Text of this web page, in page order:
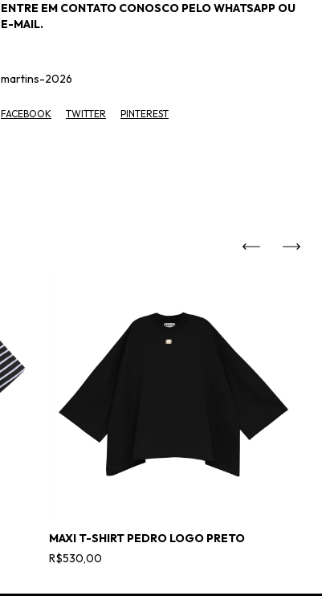
ENTRE EM CONTATO CONOSCO PELO WHATSAPP OU
E-MAIL.
martins-2026
FACEBOOK TWITTER PINTEREST
MAXI T-SHIRT PEDRO LOGO PRETO
R$530,00